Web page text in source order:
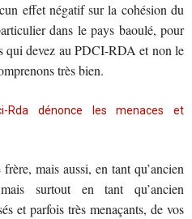
effet négatif sur la cohésion du
dans le pays baoulé, pour
qui devez au PDCI-RDA et non le
très bien.
Rda dénonce les menaces et
mais aussi, en tant qu’ancien
surtout en tant qu’ancien
et parfois très menaçants, de vos